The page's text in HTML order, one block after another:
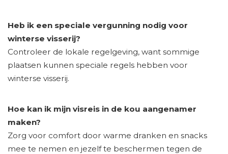
Heb ik een speciale vergunning nodig voor
winterse visserij?
Controleer de lokale regelgeving, want sommige
plaatsen kunnen speciale regels hebben voor
winterse visserij.
Hoe kan ik mijn visreis in de kou aangenamer
maken?
Zorg voor comfort door warme dranken en snacks
mee te nemen en jezelf te beschermen tegen de